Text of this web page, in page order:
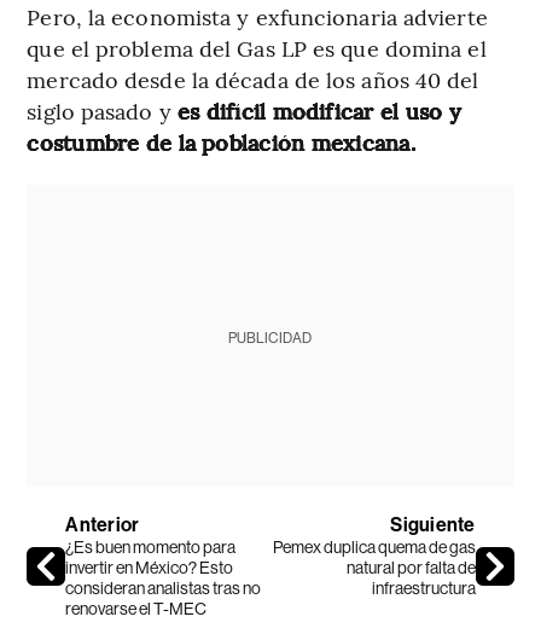
Pero, la economista y exfuncionaria advierte
que el problema del Gas LP es que domina el
mercado desde la década de los años 40 del
siglo pasado y es difícil modificar el uso y
costumbre de la población mexicana.
PUBLICIDAD
Anterior
¿Es buen momento para
invertir en México? Esto
consideran analistas tras no
renovarse el T-MEC
Siguiente
Pemex duplica quema de gas
natural por falta de
infraestructura